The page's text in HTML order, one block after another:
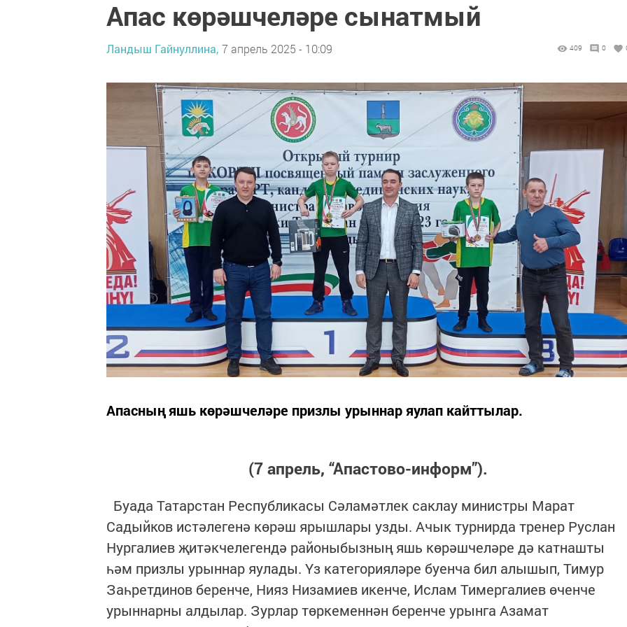
Апас көрәшчеләре сынатмый
Ландыш Гайнуллина, 7 апрель 2025 - 10:09 409 0
Апасның яшь көрәшчеләре призлы урыннар яулап кайттылар.
(7 апрель, “Апастово-информ”).
Буада Татарстан Республикасы Сәламәтлек саклау министры Марат
Садыйков истәлегенә көрәш ярышлары узды. Ачык турнирда тренер Руслан
Нургалиев җитәкчелегендә районыбызның яшь көрәшчеләре дә катнашты
һәм призлы урыннар яулады. Үз категорияләре буенча бил алышып, Тимур
Заһретдинов беренче, Нияз Низамиев икенче, Ислам Тимергалиев өченче
урыннарны алдылар. Зурлар төркеменнән беренче урынга Азамат